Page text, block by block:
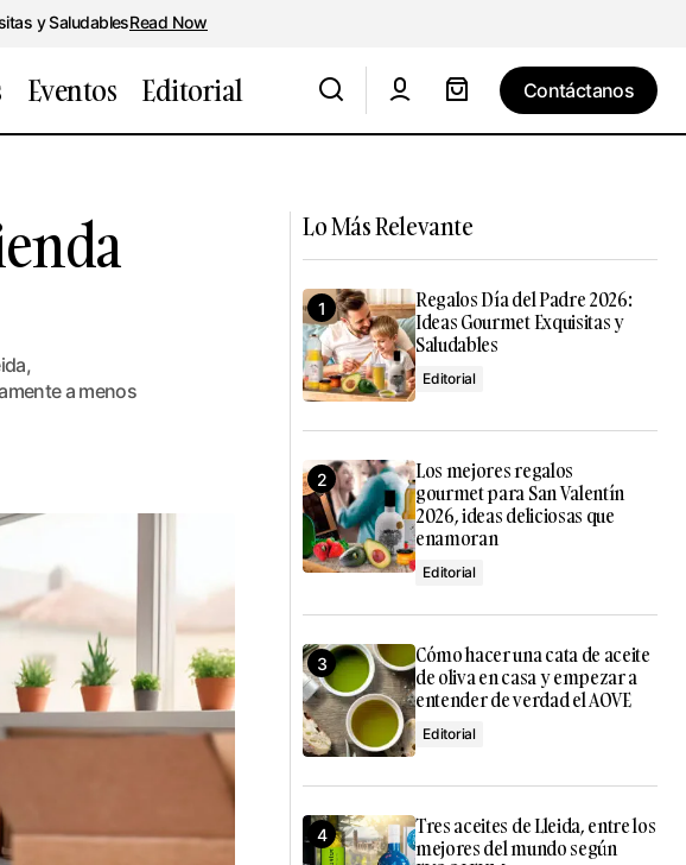
y SaludablesRead Now
Eventos Editorial
Contáctanos
a menos
Lo Más Relevante
Regalos Día del Padre 2026:
Ideas Gourmet Exquisitas y
Saludables
Editorial
Los mejores regalos
gourmet para San Valentín
2026, ideas deliciosas que
enamoran
Editorial
Cómo hacer una cata de aceite
de oliva en casa y empezar a
entender de verdad el AOVE
Editorial
Tres aceites de Lleida, entre los
mejores del mundo según